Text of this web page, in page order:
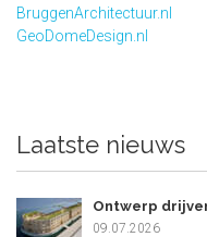
BruggenArchitectuur.nl
GeoDomeDesign.nl
Laatste nieuws
Ontwerp
09.07.2026